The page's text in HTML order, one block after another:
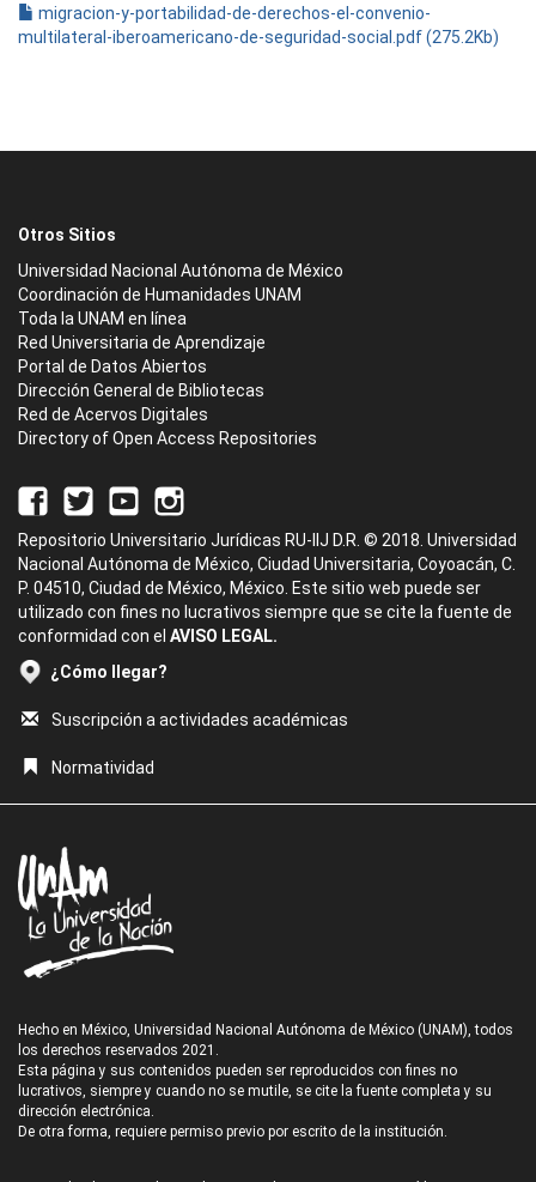
migracion-y-portabilidad-de-derechos-el-convenio-
multilateral-iberoamericano-de-seguridad-social.pdf (275.2Kb)
Otros Sitios
Universidad Nacional Autónoma de México
Coordinación de Humanidades UNAM
Toda la UNAM en línea
Red Universitaria de Aprendizaje
Portal de Datos Abiertos
Dirección General de Bibliotecas
Red de Acervos Digitales
Directory of Open Access Repositories
Repositorio Universitario Jurídicas RU-IIJ D.R. © 2018. Universidad
Nacional Autónoma de México, Ciudad Universitaria, Coyoacán, C.
P. 04510, Ciudad de México, México. Este sitio web puede ser
utilizado con fines no lucrativos siempre que se cite la fuente de
conformidad con el AVISO LEGAL.
¿Cómo llegar?
Suscripción a actividades académicas
Normatividad
Hecho en México, Universidad Nacional Autónoma de México (UNAM), todos
los derechos reservados 2021.
Esta página y sus contenidos pueden ser reproducidos con fines no
lucrativos, siempre y cuando no se mutile, se cite la fuente completa y su
dirección electrónica.
De otra forma, requiere permiso previo por escrito de la institución.